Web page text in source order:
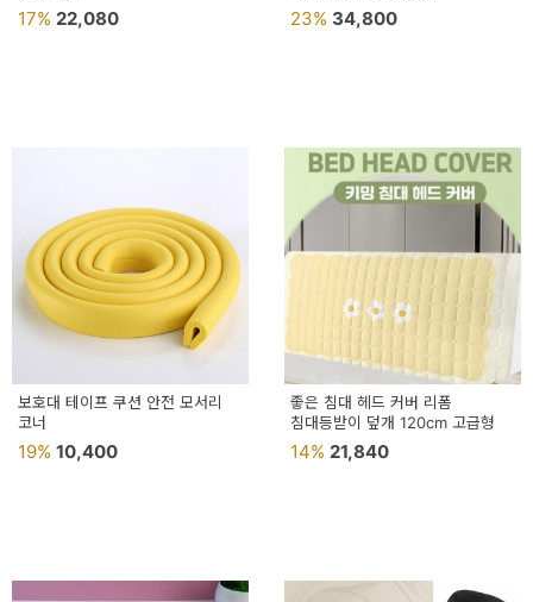
17% 22,080 23% 34,800
보호대 테이프 쿠션 안전 모서리
코너
19% 10,400
좋은 침대 헤드 커버 리폼
침대등받이 덮개 120cm 고급형
14% 21,840